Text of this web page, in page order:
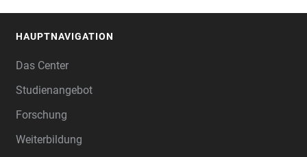
HAUPTNAVIGATION
Das Center
Studienangebot
Forschung
Weiterbildung